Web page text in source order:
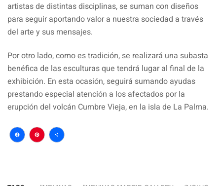
artistas de distintas disciplinas, se suman con diseños
para seguir aportando valor a nuestra sociedad a través
del arte y sus mensajes.
Por otro lado, como es tradición, se realizará una subasta
benéfica de las esculturas que tendrá lugar al final de la
exhibición. En esta ocasión, seguirá sumando ayudas
prestando especial atención a los afectados por la
erupción del volcán Cumbre Vieja, en la isla de La Palma.
Facebook
Pinterest
Compartir